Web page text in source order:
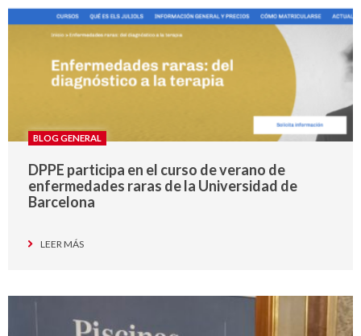
BLOG GENERAL
DPPE participa en el curso de verano de
enfermedades raras de la Universidad de
Barcelona
LEER MÁS